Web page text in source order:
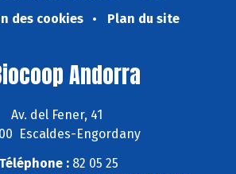
des cookies
Plan du site
Andorra
Av. del Fener, 41
Escaldes-Engordany
Téléphone :82 05 25